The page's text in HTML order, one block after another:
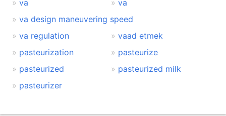
va
va
va design maneuvering speed
va regulation
vaad etmek
pasteurization
pasteurize
pasteurized
pasteurized milk
pasteurizer